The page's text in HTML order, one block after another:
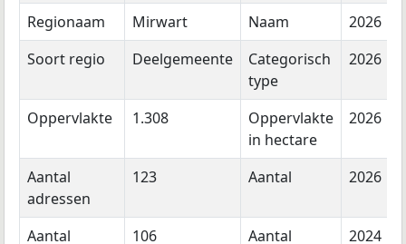
Regionaam
Mirwart Naam
2026
Soort regio
Deelgemeente
Categorisch
type
2026
Oppervlakte 1.308
Oppervlakte
in hectare
2026
Aantal
adressen
123 Aantal 2026
Aantal 106 Aantal 2024